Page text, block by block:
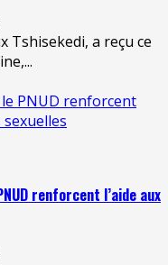
Tshisekedi, a reçu ce
le PNUD renforcent
sexuelles
renforcent l’aide aux